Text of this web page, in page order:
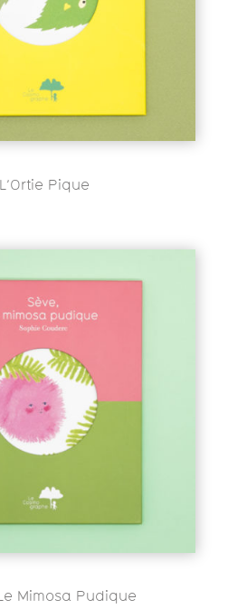
L’Ortie Pique
Mimosa Pudique